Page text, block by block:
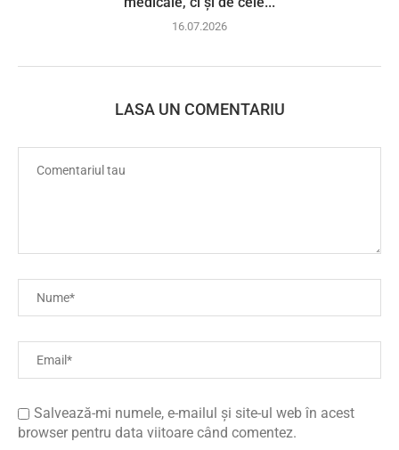
16.07.2026
LASA UN COMENTARIU
Salvează-mi numele, e-mailul și site-ul web în acest
browser pentru data viitoare când comentez.